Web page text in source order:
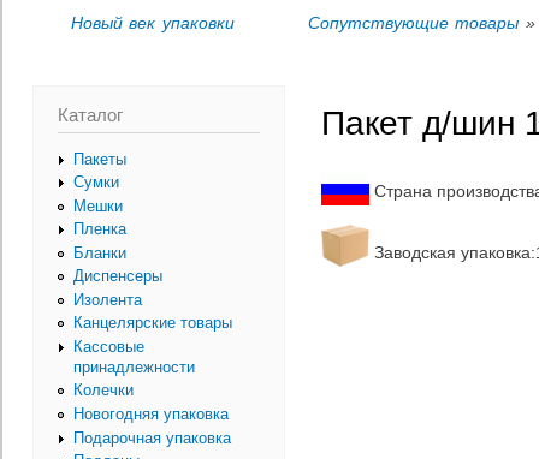
Новый век упаковки Сопутствующие товары
Каталог
Пакеты
Сумки
Мешки
Пленка
Бланки
Диспенсеры
Изолента
Канцелярские товары
Кассовые
принадлежности
Колечки
Новогодняя упаковка
Подарочная упаковка
Пакет д/шин
Страна
Заводская